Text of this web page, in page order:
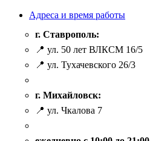
Адреса и время работы
г. Ставрополь:
📍 ул. 50 лет ВЛКСМ 16/5
📍 ул. Тухачевского 26/3
г. Михайловск:
📍 ул. Чкалова 7